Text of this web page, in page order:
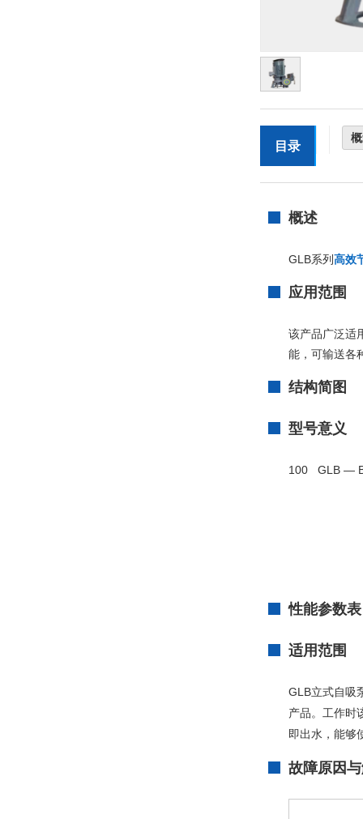
目录
概述
GLB系列高效
应用范围
该产品广泛适
能，可输送各
结构简图
型号意义
100 GLB
性能参数表
适用范围
GLB立式自吸
产品。工作时
即出水，能够
故障原因